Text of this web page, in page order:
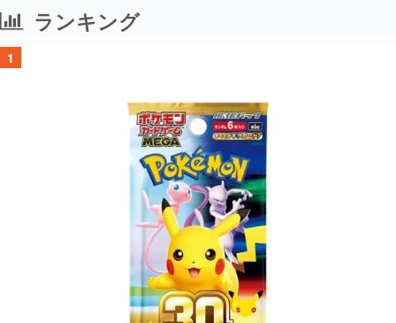
ランキング
1